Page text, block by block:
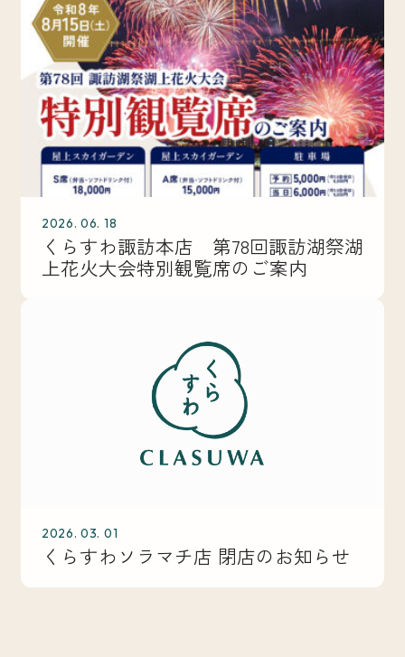
2026. 06. 18
くらすわ諏訪本店 第78回諏訪湖祭湖
上花火大会特別観覧席のご案内
2026. 03. 01
くらすわソラマチ店 閉店のお知らせ